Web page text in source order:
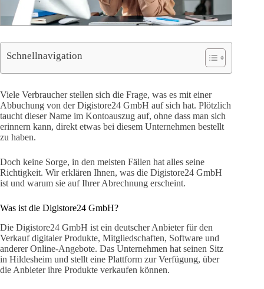
Schnellnavigation
Viele Verbraucher stellen sich die Frage, was es mit einer
Abbuchung von der Digistore24 GmbH auf sich hat. Plötzlich
taucht dieser Name im Kontoauszug auf, ohne dass man sich
erinnern kann, direkt etwas bei diesem Unternehmen bestellt
zu haben.
Doch keine Sorge, in den meisten Fällen hat alles seine
Richtigkeit. Wir erklären Ihnen, was die Digistore24 GmbH
ist und warum sie auf Ihrer Abrechnung erscheint.
Was ist die Digistore24 GmbH?
Die Digistore24 GmbH ist ein deutscher Anbieter für den
Verkauf digitaler Produkte, Mitgliedschaften, Software und
anderer Online-Angebote. Das Unternehmen hat seinen Sitz
in Hildesheim und stellt eine Plattform zur Verfügung, über
die Anbieter ihre Produkte verkaufen können.